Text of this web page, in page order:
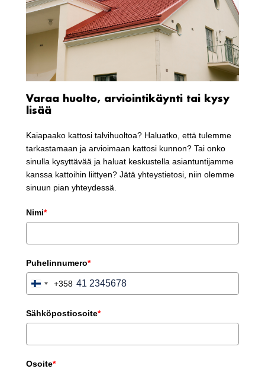
Varaa huolto, arviointikäynti tai kysy
lisää
Kaiapaako kattosi talvihuoltoa? Haluatko, että tulemme
tarkastamaan ja arvioimaan kattosi kunnon? Tai onko
sinulla kysyttävää ja haluat keskustella asiantuntijamme
kanssa kattoihin liittyen? Jätä yhteystietosi, niin olemme
sinuun pian yhteydessä.
Nimi*
Puhelinnumero*
Finland+358
Sähköpostiosoite*
Osoite*